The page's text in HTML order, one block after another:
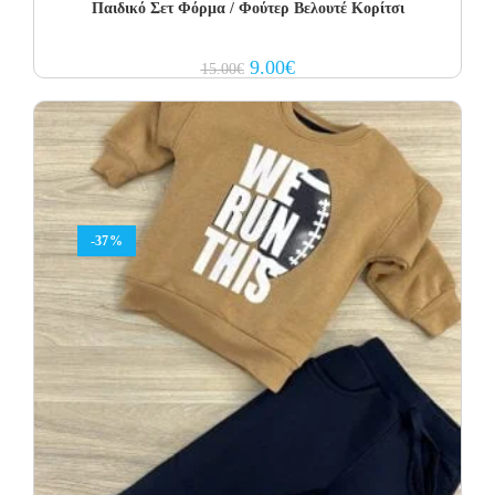
Παιδικό Σετ Φόρμα / Φούτερ Βελουτέ Κορίτσι
15.00€ Original
price
15.00€.
9.00€Current
price
9.00€.
-37%